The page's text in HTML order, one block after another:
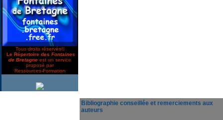
Tous droits réservés©
Le Répertoire des Fontaines
de Bretagne est un service
proposé par
Ressources-Formation
Bibliographie conseillée et remerciements aux
auteurs